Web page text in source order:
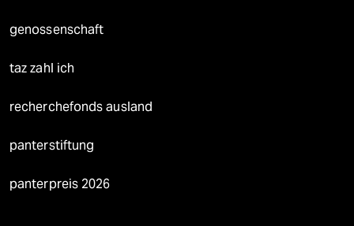
genossenschaft
taz zahl ich
recherchefonds ausland
panterstiftung
panterpreis 2026